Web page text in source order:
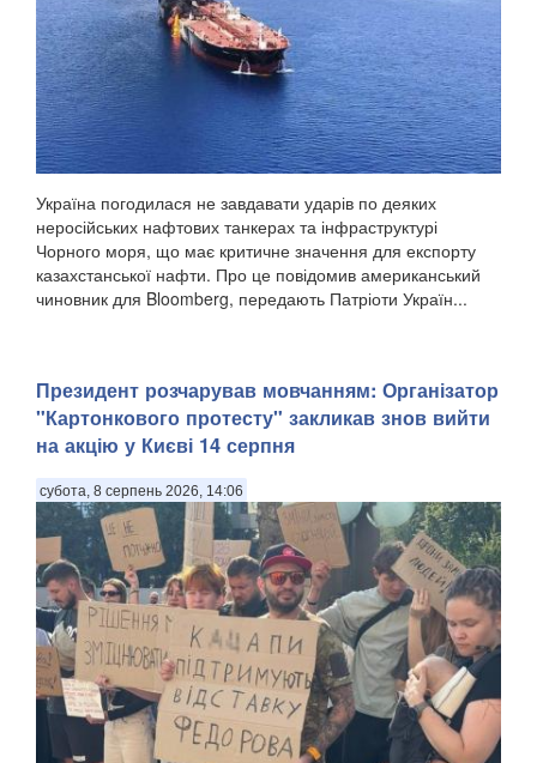
Україна погодилася не завдавати ударів по деяких
неросійських нафтових танкерах та інфраструктурі
Чорного моря, що має критичне значення для експорту
казахстанської нафти. Про це повідомив американський
чиновник для Bloomberg, передають Патріоти Україн...
Президент розчарував мовчанням: Організатор
"Картонкового протесту" закликав знов вийти
на акцію у Києві 14 серпня
субота, 8 серпень 2026, 14:06